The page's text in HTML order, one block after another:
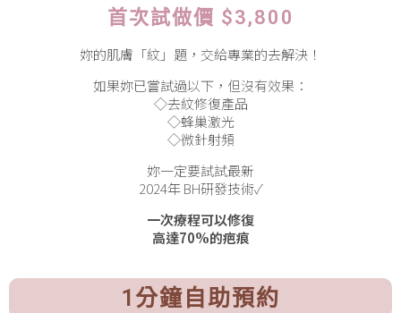
首次試做價 $3,800
妳的肌膚「紋」題，交給專業的去解決！
如果妳已嘗試過以下，但沒有效果：
◇去紋修復產品
◇蜂巢激光
◇微針射頻
妳一定要試試最新
2024年 BH研發技術✓
一次療程可以修復
高達70%的疤痕
1分鐘自助預約